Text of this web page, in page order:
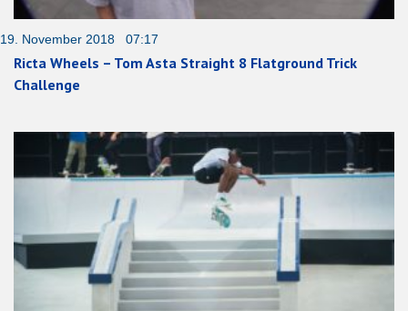
19. November 2018 07:17
Ricta Wheels – Tom Asta Straight 8 Flatground Trick
Challenge